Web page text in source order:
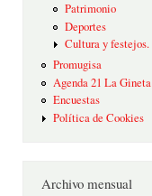
Patrimonio
Deportes
Cultura y festejos.
Promugisa
Agenda 21 La Gineta
Encuestas
Política de Cookies
Archivo mensual